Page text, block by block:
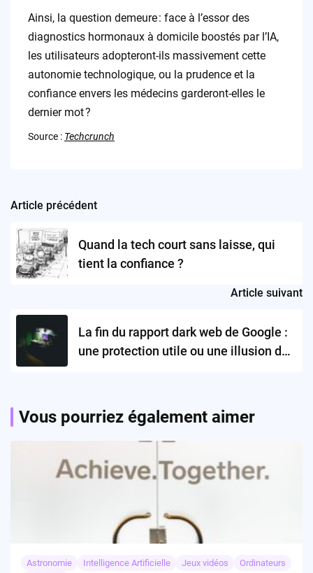
Ainsi, la question demeure : face à l’essor des
diagnostics hormonaux à domicile boostés par l’IA,
les utilisateurs adopteront-ils massivement cette
autonomie technologique, ou la prudence et la
confiance envers les médecins garderont-elles le
dernier mot ?
Source : Techcrunch
Post
navigation
Article précédent
Quand la tech court sans laisse, qui
tient la confiance ?
Article suivant
La fin du rapport dark web de Google :
une protection utile ou une illusion de
Vous pourriez également aimer
Astronomie Intelligence Artificielle Jeux vidéos
Ordinateurs